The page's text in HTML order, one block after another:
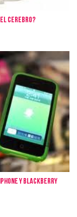
el cerebro?
y Blackberry